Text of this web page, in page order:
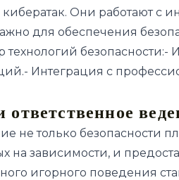
Они работают
для обеспечения
технологий
Интеграция с
не только
на зависимости, и
игорного поведения